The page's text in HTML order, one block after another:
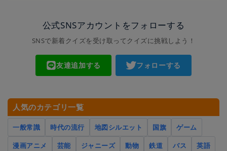
公式SNSアカウントをフォローする
SNSで新着クイズを受け取ってクイズに挑戦しよう！
友達追加する フォローする
人気のカテゴリ一覧
一般常識 時代の流行 地図シルエット 国旗
ゲーム
漫画アニメ
芸能 ジャニーズ 動物 鉄道 バス
英語